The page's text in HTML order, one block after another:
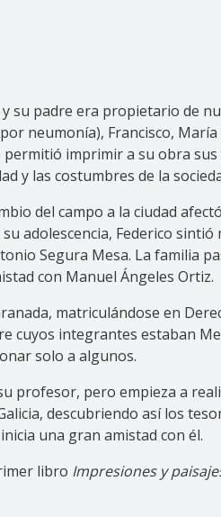
su padre era propietario de
neumonía), Francisco,
imprimir a su obra
y las costumbres de la
del campo a la ciudad
adolescencia, Federico
Segura Mesa. La familia
con Manuel Ángeles Ortiz.
matriculándose en
cuyos integrantes estaban
solo a algunos.
profesor, pero empieza a
descubriendo así los
una gran amistad con él.
libro Impresiones y